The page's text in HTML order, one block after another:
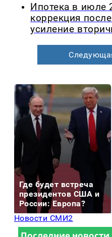
Ипотека в июле
коррекция
усиление
Где будет встреча
президентов США и
России: Европа?
Новости СМИ2